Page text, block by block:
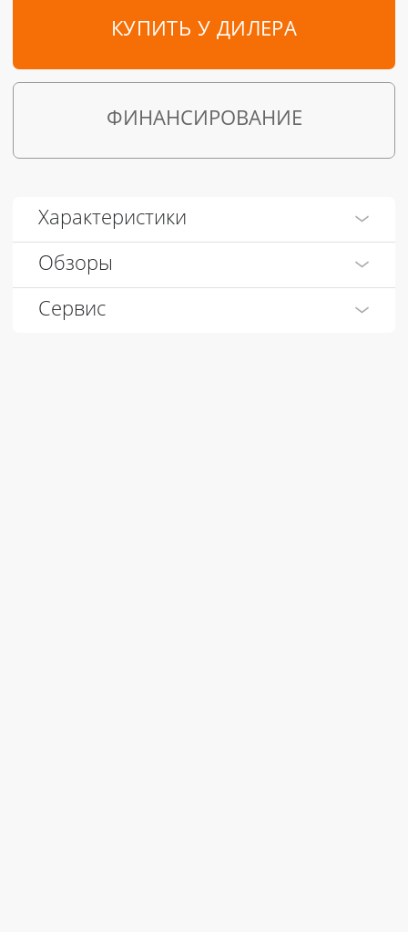
КУПИТЬ У ДИЛЕРА
ФИНАНСИРОВАНИЕ
Характеристики
Обзоры
Сервис